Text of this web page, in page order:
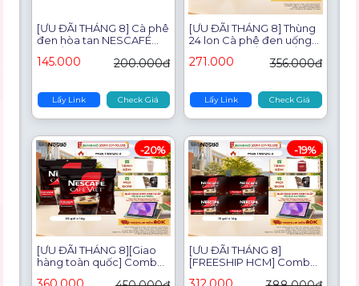
[ƯU ĐÃI THÁNG 8] Cà phê
đen hòa tan NESCAFÉ
CAFÉ VIệT (Túi 35 gói x
16g)
145.000 200.000đ
Lấy Link Check Giá
[ƯU ĐÃI THÁNG 8] Thùng
24 lon Cà phê đen uống
liền NESCAFÉ® CAFÉ
VIỆT (lon 170 ml)
271.000 356.000đ
Lấy Link Check Giá
[ƯU ĐÃI THÁNG 8][Giao
hàng toàn quốc] Combo
-20%
[ƯU ĐÃI THÁNG 8]
[FREESHIP HCM] Combo
-19%